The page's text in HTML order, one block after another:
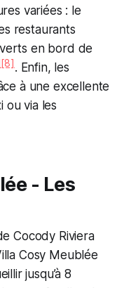
variées : le
restaurants
en bord de
[8]. Enfin, les
à une excellente
ou via les
- Les
Cocody Riviera
Cosy Meublée
jusqu’à 8